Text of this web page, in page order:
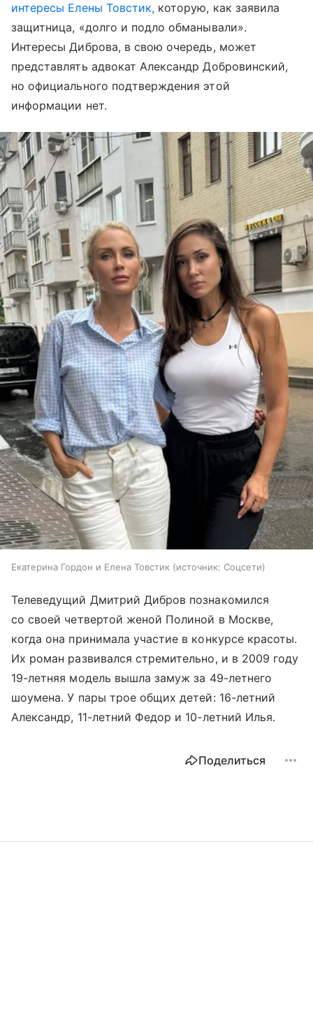
интересы Елены Товстик, которую, как заявила
защитница, «долго и подло обманывали».
Интересы Диброва, в свою очередь, может
представлять адвокат Александр Добровинский,
но официального подтверждения этой
информации нет.
Екатерина Гордон и Елена Товстик источник: Соцсети
Телеведущий Дмитрий Дибров познакомился
со своей четвертой женой Полиной в Москве,
когда она принимала участие в конкурсе красоты.
Их роман развивался стремительно, и в 2009 году
19-летняя модель вышла замуж за 49-летнего
шоумена. У пары трое общих детей: 16-летний
Александр, 11-летний Федор и 10-летний Илья.
Поделиться